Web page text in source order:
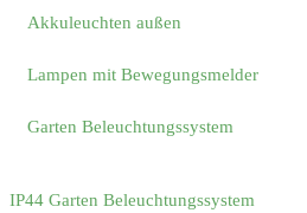
Akkuleuchten außen
Lampen mit Bewegungsmelder
Garten Beleuchtungssystem
IP44 Garten Beleuchtungssystem